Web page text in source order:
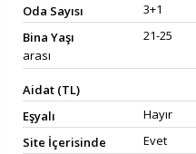
Oda Sayısı
3+1
Bina Yaşı
21-25
arası
Aidat (TL)
Eşyalı
Hayır
Site İçerisinde
Evet